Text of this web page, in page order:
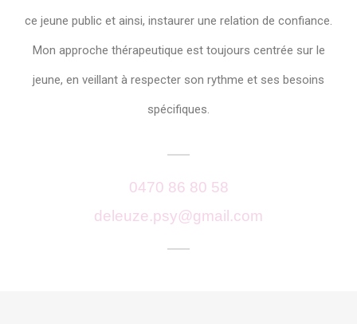
ce jeune public et ainsi, instaurer une relation de confiance.
Mon approche thérapeutique est toujours centrée sur le
jeune, en veillant à respecter son rythme et ses besoins
spécifiques.
0470 86 80 58
deleuze.psy@gmail.com